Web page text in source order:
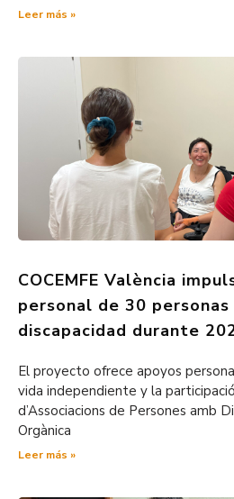
Leer más »
COCEMFE València
personal de 30 personas
discapacidad durante
El proyecto ofrece apoyos
vida independiente y la
d’Associacions de Persones amb
Orgànica
Leer más »